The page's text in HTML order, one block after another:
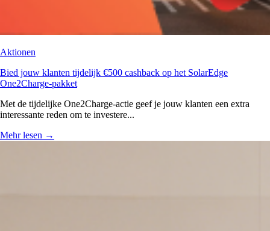
Aktionen
Bied jouw klanten tijdelijk €500 cashback op het SolarEdge
One2Charge-pakket
Met de tijdelijke One2Charge-actie geef je jouw klanten een extra
interessante reden om te investere...
Mehr lesen →